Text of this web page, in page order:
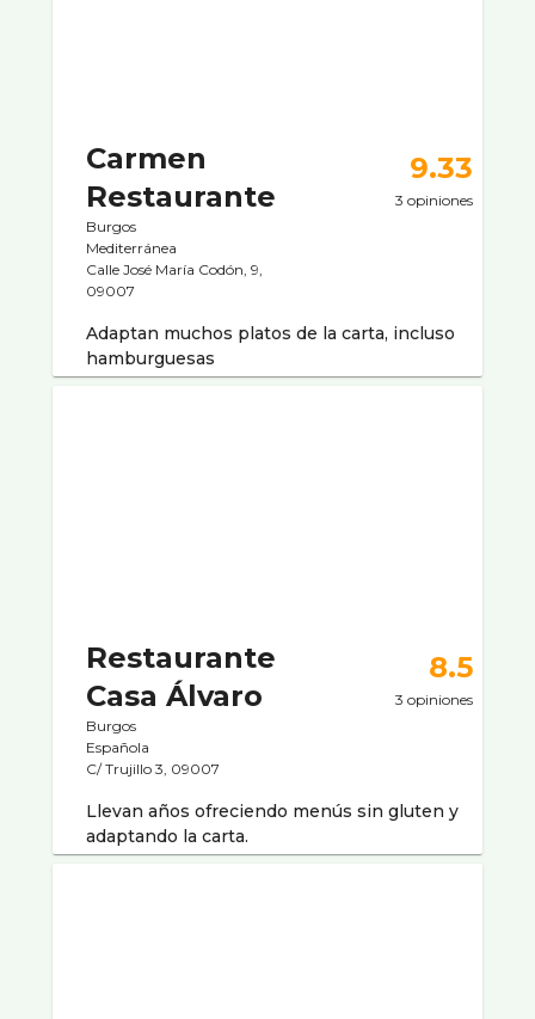
Carmen
Restaurante
Burgos
Mediterránea
Calle José María Codón, 9,
09007
9.33
3 opiniones
Adaptan muchos platos de la carta, incluso
hamburguesas
Restaurante
Casa Álvaro
Burgos
Española
C/ Trujillo 3, 09007
8.5
3 opiniones
Llevan años ofreciendo menús sin gluten y
adaptando la carta.